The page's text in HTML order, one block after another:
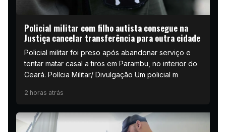
Policial militar com filho autista consegue na
Justiça cancelar transferência para outra cidade
Policial militar foi preso após abandonar serviço e
tentar matar casal a tiros em Parambu, no interior do
Ceará. Polícia Militar/ Divulgação Um policial m
2 horas atrás